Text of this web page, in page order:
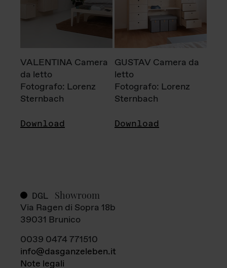
VALENTINA Camera
da letto
Fotografo: Lorenz
Sternbach
Download
GUSTAV Camera da
letto
Fotografo: Lorenz
Sternbach
Download
DGL Showroom
Via Ragen di Sopra 18b
39031 Brunico
0039 0474 771510
info@dasganzeleben.it
Note legali